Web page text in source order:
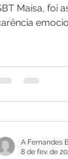
Maísa, foi
A Fernandes
8 de fev. de